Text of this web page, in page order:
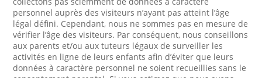
personnel auprès des visiteurs n’ayant pas atteint l’âge
légal défini. Cependant, nous ne sommes pas en mesure de
vérifier l’âge des visiteurs. Par conséquent, nous conseillons
aux parents et/ou aux tuteurs légaux de surveiller les
activités en ligne de leurs enfants afin d’éviter que leurs
données à caractère personnel ne soient recueillies sans le